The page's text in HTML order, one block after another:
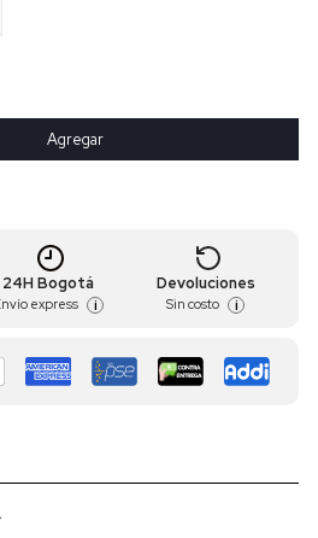
Agregar
24H Bogotá
express i
Devoluciones
Sin costo i